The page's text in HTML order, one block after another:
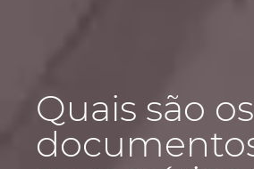
Quais são os